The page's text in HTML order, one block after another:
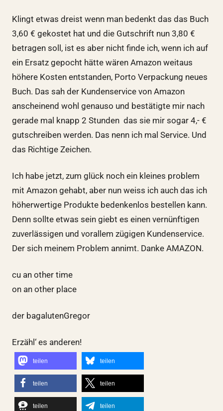
Klingt etwas dreist wenn man bedenkt das das Buch
3,60 € gekostet hat und die Gutschrift nun 3,80 €
betragen soll, ist es aber nicht finde ich, wenn ich auf
ein Ersatz gepocht hätte wären Amazon weitaus
höhere Kosten entstanden, Porto Verpackung neues
Buch. Das sah der Kundenservice von Amazon
anscheinend wohl genauso und bestätigte mir nach
gerade mal knapp 2 Stunden das sie mir sogar 4,- €
gutschreiben werden. Das nenn ich mal Service. Und
das Richtige Zeichen.
Ich habe jetzt, zum glück noch ein kleines problem
mit Amazon gehabt, aber nun weiss ich auch das ich
höherwertige Produkte bedenkenlos bestellen kann.
Denn sollte etwas sein giebt es einen vernünftigen
zuverlässigen und vorallem zügigen Kundenservice.
Der sich meinem Problem annimt. Danke AMAZON.
cu an other time
on an other place
der bagalutenGregor
Erzähl‘ es anderen!
teilen teilen
teilen teilen
teilen teilen